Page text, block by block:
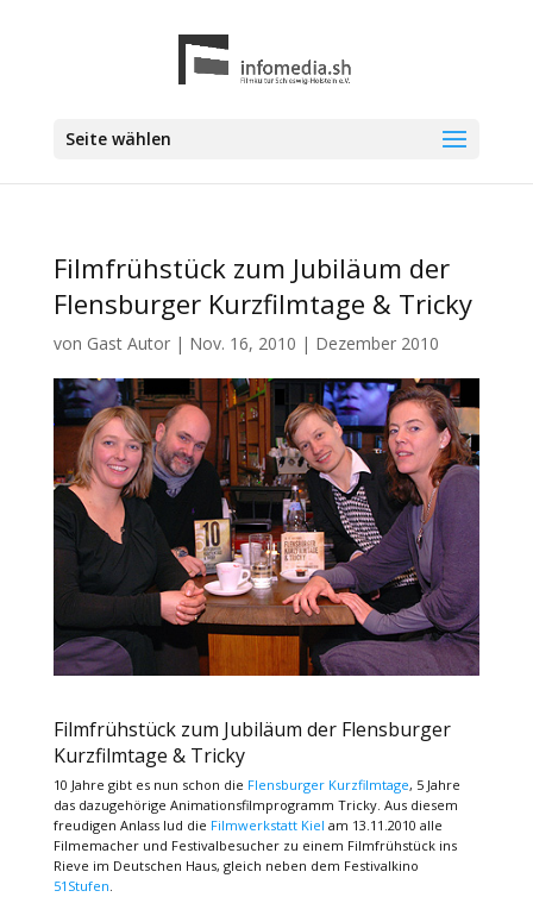
Seite wählen
Filmfrühstück zum Jubiläum der
Flensburger Kurzfilmtage & Tricky
von Gast Autor| Nov. 16, 2010 | Dezember 2010
Filmfrühstück zum Jubiläum der Flensburger
Kurzfilmtage & Tricky
10 Jahre gibt es nun schon die Flensburger Kurzfilmtage, 5 Jahre
das dazugehörige Animationsfilmprogramm Tricky. Aus diesem
freudigen Anlass lud die Filmwerkstatt Kiel am 13.11.2010 alle
Filmemacher und Festivalbesucher zu einem Filmfrühstück ins
Rieve im Deutschen Haus, gleich neben dem Festivalkino
51Stufen.